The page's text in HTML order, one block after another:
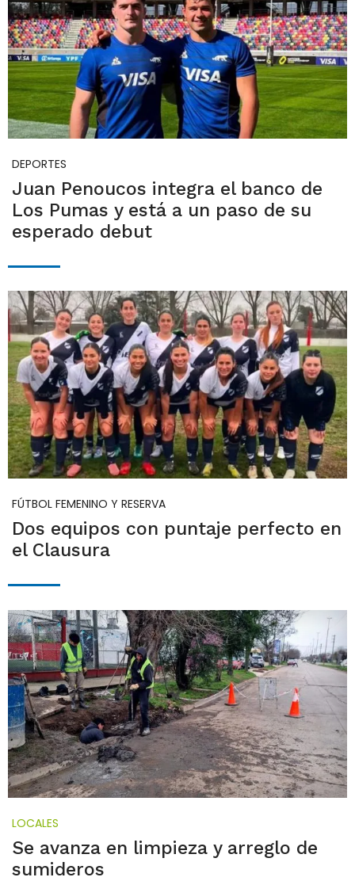
DEPORTES
Juan Penoucos integra el banco de
Los Pumas y está a un paso de su
esperado debut
FÚTBOL FEMENINO Y RESERVA
Dos equipos con puntaje perfecto en
el Clausura
LOCALES
Se avanza en limpieza y arreglo de
sumideros